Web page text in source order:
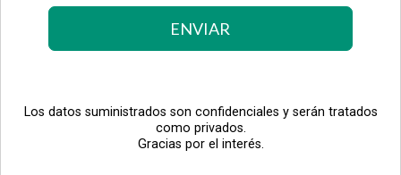
ENVIAR
Los datos suministrados son confidenciales y serán tratados
como privados.
Gracias por el interés.